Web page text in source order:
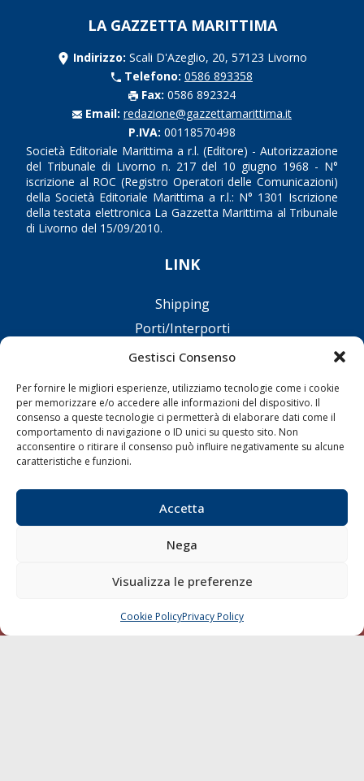
Gestisci Consenso
Per fornire le migliori esperienze, utilizziamo tecnologie come i cookie
per memorizzare e/o accedere alle informazioni del dispositivo. Il
consenso a queste tecnologie ci permetterà di elaborare dati come il
comportamento di navigazione o ID unici su questo sito. Non
acconsentire o ritirare il consenso può influire negativamente su alcune
caratteristiche e funzioni.
Accetta
Nega
Visualizza le preferenze
Cookie PolicyPrivacy Policy
LA GAZZETTA MARITTIMA
Indirizzo: Scali D'Azeglio, 20, 57123 Livorno
Telefono: 0586 893358
Fax: 0586 892324
Email: redazione@gazzettamarittima.it
P.IVA: 00118570498
Società Editoriale Marittima a r.l. (Editore) - Autorizzazione
del Tribunale di Livorno n. 217 del 10 giugno 1968 - N°
iscrizione al ROC (Registro Operatori delle Comunicazioni)
della Società Editoriale Marittima a r.l.: N° 1301 Iscrizione
della testata elettronica La Gazzetta Marittima al Tribunale
di Livorno del 15/09/2010.
LINK
Shipping
Porti/Interporti
Trasporti
Sostenibilità
Compagnie di Navigazione
Blue economy
Contatti
CHIAMA SCRIVI